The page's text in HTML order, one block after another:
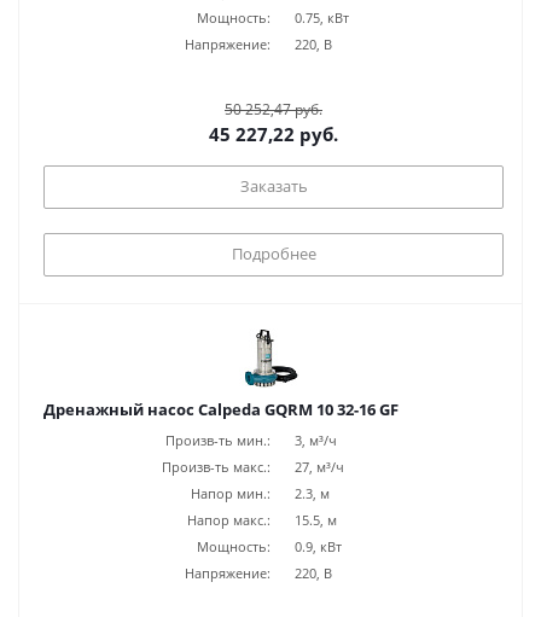
Мощность:
0.75, кВт
Напряжение:
220, В
50 252,47 руб.
45 227,22 руб.
Заказать
Подробнее
Дренажный насос Calpeda GQRM 10 32-16 GF
Произв-ть мин.:
3, м³/ч
Произв-ть макс.:
27, м³/ч
Напор мин.:
2.3, м
Напор макс.:
15.5, м
Мощность:
0.9, кВт
Напряжение:
220, В